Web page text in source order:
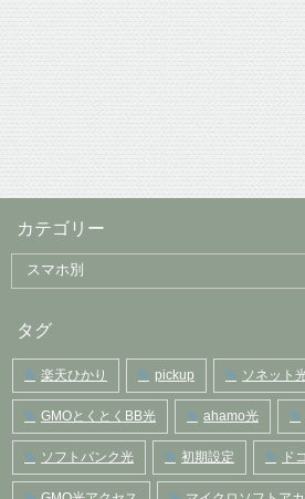
カテゴリー
タグ
楽天ひかり pickup ソネット
GMOとくとくBB光 ahamo光
ソフトバンク光 初期設定 ド